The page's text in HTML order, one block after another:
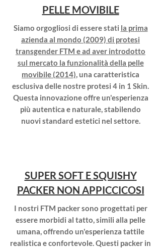
PELLE MOVIBILE
Siamo orgogliosi di essere stati la prima
azienda al mondo (2009) di protesi
transgender FTM e ad aver introdotto
sul mercato la funzionalità della pelle
movibile (2014), una caratteristica
esclusiva delle nostre protesi 4 in 1 Skin.
Questa innovazione offre un'esperienza
più autentica e naturale, stabilendo
nuovi standard estetici nel settore.
SUPER SOFT E SQUISHY
PACKER NON APPICCICOSI
I nostri FTM packer sono progettati per
essere morbidi al tatto, simili alla pelle
umana, offrendo un'esperienza tattile
realistica e confortevole. Questi packer in